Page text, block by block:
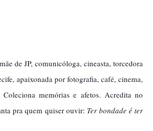
de JP, comunicóloga, cineasta, torcedora
apaixonada por fotografia, café, cinema,
memórias e afetos. Acredita no
pra quem quiser ouvir: Ter bondade é ter